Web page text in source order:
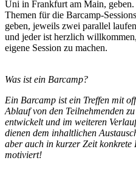
Uni in Frankfurt am Main,
Themen für die Barcamp-
geben, jeweils zwei parallel
und jeder ist herzlich
eigene Session zu machen.
Was ist ein Barcamp?
Ein Barcamp ist ein Treffen mit
Ablauf von den Teilnehmenden
entwickelt und im weiteren
dienen dem inhaltlichen
aber auch in kurzer Zeit konkrete
motiviert!